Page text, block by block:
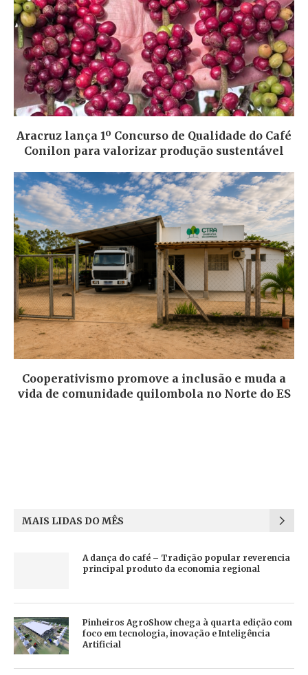
Aracruz lança 1º Concurso de Qualidade do Café
Conilon para valorizar produção sustentável
Cooperativismo promove a inclusão e muda a
vida de comunidade quilombola no Norte do ES
MAIS LIDAS DO MÊS
A dança do café – Tradição popular reverencia
principal produto da economia regional
Pinheiros AgroShow chega à quarta edição com
foco em tecnologia, inovação e Inteligência
Artificial